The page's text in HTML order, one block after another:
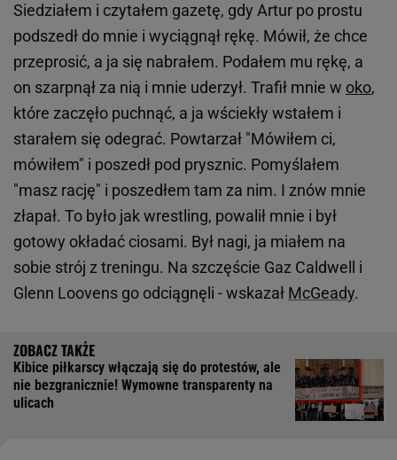
Siedziałem i czytałem gazetę, gdy Artur po prostu
podszedł do mnie i wyciągnął rękę. Mówił, że chce
przeprosić, a ja się nabrałem. Podałem mu rękę, a
on szarpnął za nią i mnie uderzył. Trafił mnie w oko,
które zaczęło puchnąć, a ja wściekły wstałem i
starałem się odegrać. Powtarzał "Mówiłem ci,
mówiłem" i poszedł pod prysznic. Pomyślałem
"masz rację" i poszedłem tam za nim. I znów mnie
złapał. To było jak wrestling, powalił mnie i był
gotowy okładać ciosami. Był nagi, ja miałem na
sobie strój z treningu. Na szczęście Gaz Caldwell i
Glenn Loovens go odciągnęli - wskazał McGeady.
Kibice piłkarscy włączają się do protestów, ale
nie bezgranicznie! Wymowne transparenty na
ulicach